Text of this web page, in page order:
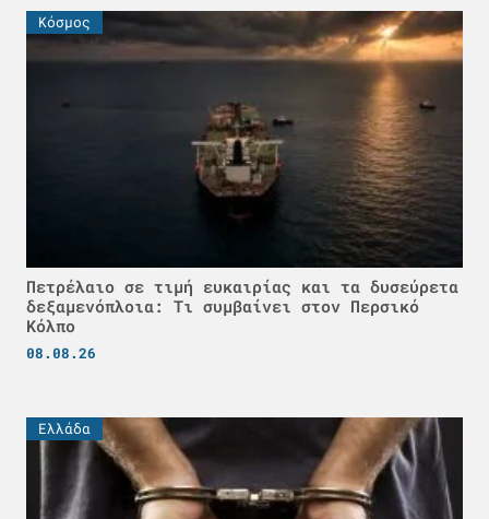
Κόσμος
Πετρέλαιο σε τιμή ευκαιρίας και τα δυσεύρετα
δεξαμενόπλοια: Τι συμβαίνει στον Περσικό
Κόλπο
08.08.26
Ελλάδα